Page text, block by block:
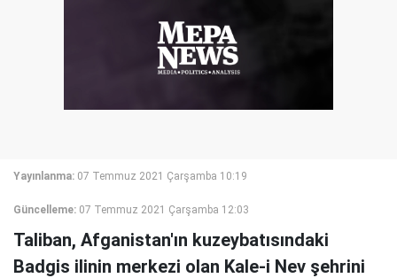
Yayınlanma: 07 Temmuz 2021 Çarşamba 10:19
Güncelleme: 07 Temmuz 2021 Çarşamba 12:03
Taliban, Afganistan'ın kuzeybatısındaki
Badgis ilinin merkezi olan Kale-i Nev şehrini